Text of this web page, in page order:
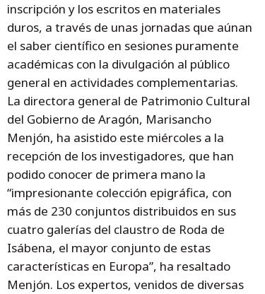
inscripción y los escritos en materiales
duros, a través de unas jornadas que aúnan
el saber científico en sesiones puramente
académicas con la divulgación al público
general en actividades complementarias.
La directora general de Patrimonio Cultural
del Gobierno de Aragón, Marisancho
Menjón, ha asistido este miércoles a la
recepción de los investigadores, que han
podido conocer de primera mano la
“impresionante colección epigráfica, con
más de 230 conjuntos distribuidos en sus
cuatro galerías del claustro de Roda de
Isábena, el mayor conjunto de estas
características en Europa”, ha resaltado
Menjón. Los expertos, venidos de diversas